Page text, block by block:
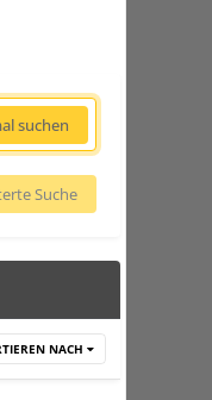
suchen
Suche
NACH